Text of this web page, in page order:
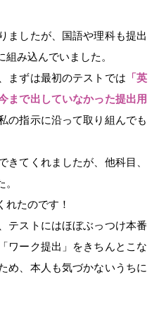
ましたが、国語や理科も提出
み込んでいました。
まずは最初のテストでは 「英
今まで出していなかった提出用
の指示に沿って取り組んでも
てくれましたが、他科目、
たのです！
テストにはほぼぶっつけ本番
ワーク提出」をきちんとこな
め、本人も気づかないうちに